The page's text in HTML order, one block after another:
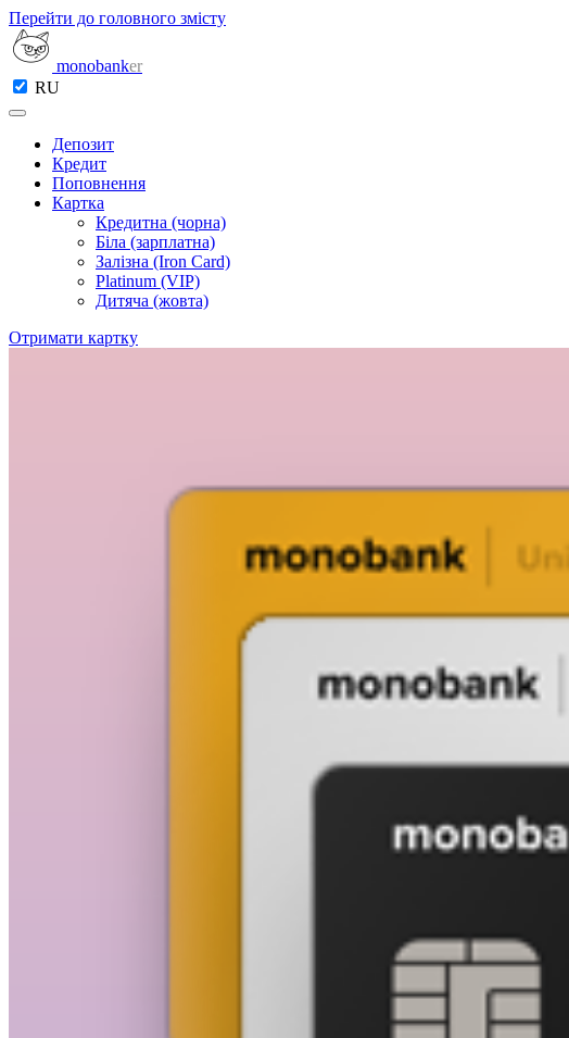
Перейти до головного змісту
monobanker
RU
Депозит
Кредит
Поповнення
Картка
Кредитна (чорна)
Біла (зарплатна)
Залізна (Iron Card)
Platinum (VIP)
Дитяча (жовта)
Отримати картку